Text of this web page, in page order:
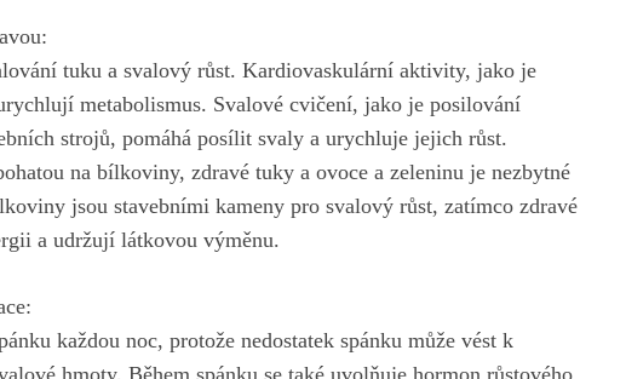
‌tuku a svalový růst. ⁣Kardiovaskulární aktivity, jako je
metabolismus. Svalové cvičení, jako ⁤je posilování‍
strojů, pomáhá posílit svaly a urychluje jejich růst.
na bílkoviny, zdravé tuky a⁤ ovoce a zeleninu je nezbytné
jsou stavebními kameny pro‍ svalový růst, zatímco zdravé
a udržují látkovou výměnu.
každou noc, protože nedostatek ‌spánku může vést k